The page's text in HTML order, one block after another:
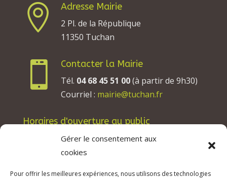
Gérer le consentement aux
cookies
Pour offrir les meilleures expériences, nous utilisons des technologies

Adresse Mairie
2 Pl. de la République
11350 Tuchan

Contacter la Mairie
Tél. 04 68 45 51 00(à partir de 9h30)
Courriel : mairie@tuchan.fr
Horaires d'ouverture au public
Les lundis, mardis et jeudis : de 8h à 12h et de
13h30 à 17h30.